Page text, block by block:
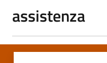
assistenza